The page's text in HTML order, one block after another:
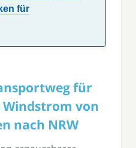
für
für
von
nach NRW